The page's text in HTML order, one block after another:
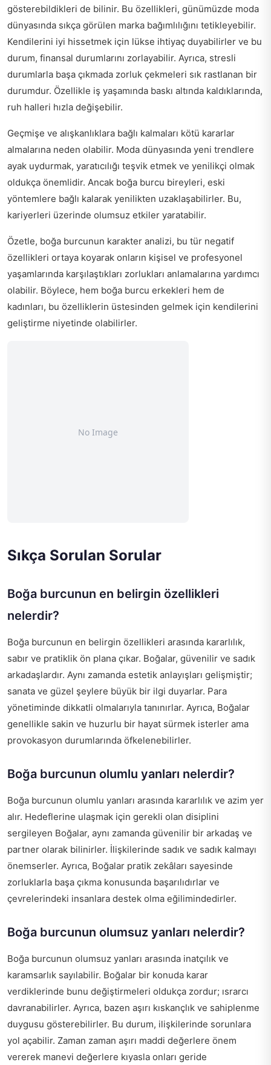
gösterebildikleri de bilinir. Bu özellikleri, günümüzde moda
dünyasında sıkça görülen marka bağımlılığını tetikleyebilir.
Kendilerini iyi hissetmek için lükse ihtiyaç duyabilirler ve bu
durum, finansal durumlarını zorlayabilir. Ayrıca, stresli
durumlarla başa çıkmada zorluk çekmeleri sık rastlanan bir
durumdur. Özellikle iş yaşamında baskı altında kaldıklarında,
ruh halleri hızla değişebilir.
Geçmişe ve alışkanlıklara bağlı kalmaları kötü kararlar
almalarına neden olabilir. Moda dünyasında yeni trendlere
ayak uydurmak, yaratıcılığı teşvik etmek ve yenilikçi olmak
oldukça önemlidir. Ancak boğa burcu bireyleri, eski
yöntemlere bağlı kalarak yenilikten uzaklaşabilirler. Bu,
kariyerleri üzerinde olumsuz etkiler yaratabilir.
Özetle, boğa burcunun karakter analizi, bu tür negatif
özellikleri ortaya koyarak onların kişisel ve profesyonel
yaşamlarında karşılaştıkları zorlukları anlamalarına yardımcı
olabilir. Böylece, hem boğa burcu erkekleri hem de
kadınları, bu özelliklerin üstesinden gelmek için kendilerini
geliştirme niyetinde olabilirler.
Sıkça Sorulan Sorular
Boğa burcunun en belirgin özellikleri
nelerdir?
Boğa burcunun en belirgin özellikleri arasında kararlılık,
sabır ve pratiklik ön plana çıkar. Boğalar, güvenilir ve sadık
arkadaşlardır. Aynı zamanda estetik anlayışları gelişmiştir;
sanata ve güzel şeylere büyük bir ilgi duyarlar. Para
yönetiminde dikkatli olmalarıyla tanınırlar. Ayrıca, Boğalar
genellikle sakin ve huzurlu bir hayat sürmek isterler ama
provokasyon durumlarında öfkelenebilirler.
Boğa burcunun olumlu yanları nelerdir?
Boğa burcunun olumlu yanları arasında kararlılık ve azim yer
alır. Hedeflerine ulaşmak için gerekli olan disiplini
sergileyen Boğalar, aynı zamanda güvenilir bir arkadaş ve
partner olarak bilinirler. İlişkilerinde sadık ve sadık kalmayı
önemserler. Ayrıca, Boğalar pratik zekâları sayesinde
zorluklarla başa çıkma konusunda başarılıdırlar ve
çevrelerindeki insanlara destek olma eğilimindedirler.
Boğa burcunun olumsuz yanları nelerdir?
Boğa burcunun olumsuz yanları arasında inatçılık ve
karamsarlık sayılabilir. Boğalar bir konuda karar
verdiklerinde bunu değiştirmeleri oldukça zordur; ısrarcı
davranabilirler. Ayrıca, bazen aşırı kıskançlık ve sahiplenme
duygusu gösterebilirler. Bu durum, ilişkilerinde sorunlara
yol açabilir. Zaman zaman aşırı maddi değerlere önem
vererek manevi değerlere kıyasla onları geride